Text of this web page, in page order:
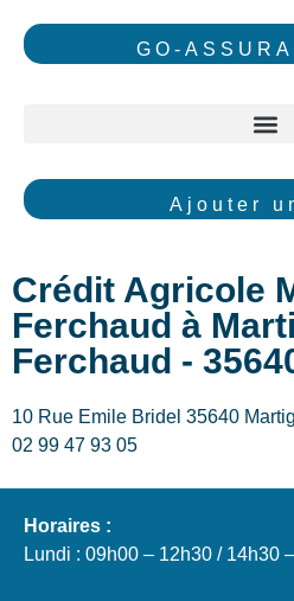
GO-
Ajouter
Crédit Agricole
Ferchaud à
Ferchaud -
10 Rue Emile Bridel 35640
02 99 47 93 05
Horaires :
Lundi : 09h00 – 12h30 / 14h30